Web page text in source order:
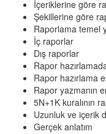
İçeriklerine göre
Şekillerine göre
Raporlama temel
İç raporlar
Dış raporlar
Rapor
Rapor hazırlama
Rapor yazmanın
5N+1K kuralının
Uzunluk ve içerik
Gerçek anlatım